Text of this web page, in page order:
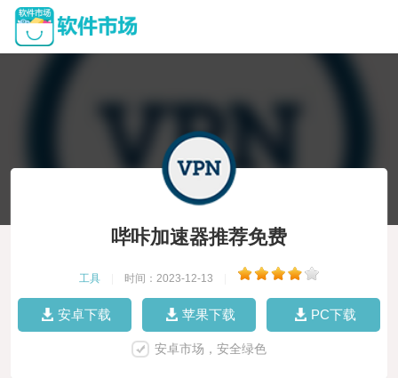
哔咔加速器推荐免费
工具 时间：2023-12-13
安卓下载 苹果下载 PC下载
安卓市场，安全绿色